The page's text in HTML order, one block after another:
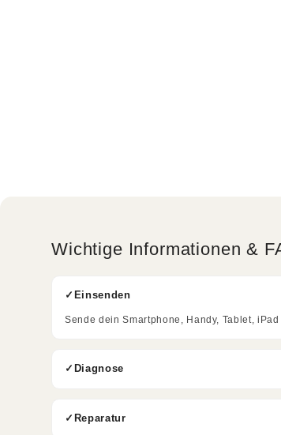
Wichtige Informationen &
Einsenden
Sende dein Smartphone, Handy, Tablet,
Diagnose
Reparatur